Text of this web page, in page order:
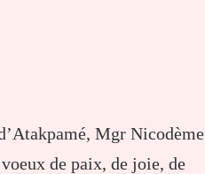
Mgr Nicodème
de paix, de joie, de